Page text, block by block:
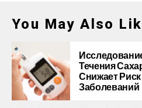
You May Also
Течения
Снижает
Заболеваний